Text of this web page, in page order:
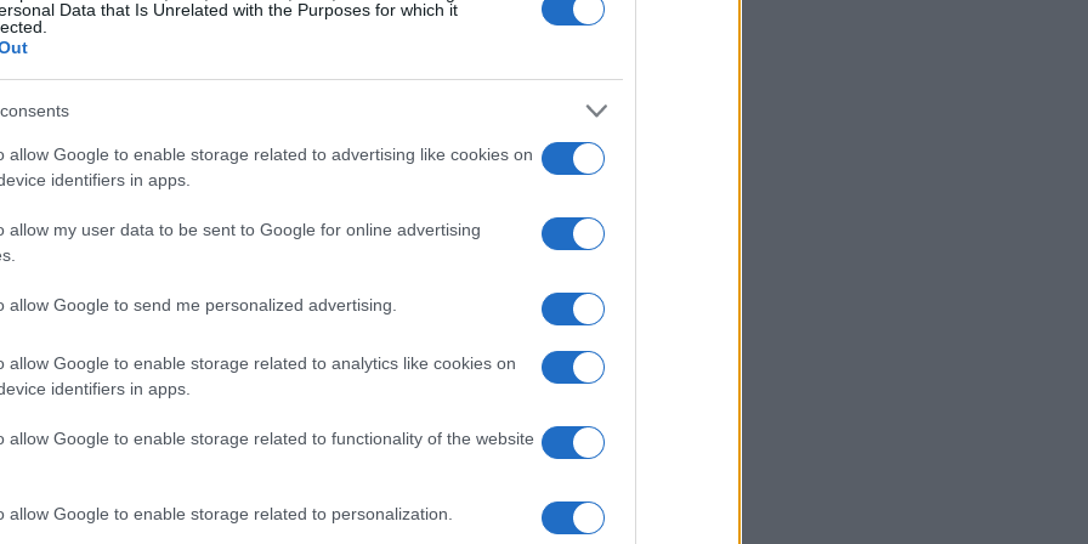
Data that Is Unrelated with the Purposes for which it
allow Google to enable storage related to advertising like cookies on
identifiers in apps.
allow my user data to be sent to Google for online advertising
allow Google to send me personalized advertising.
allow Google to enable storage related to analytics like cookies on
identifiers in apps.
allow Google to enable storage related to functionality of the website
allow Google to enable storage related to personalization.
que los estados promuevan la igualdad y
responsabilidad de México para
todos sus ciudadanos. Sin embargo, a
quedan en la superficie. Este caso es un
y comunicación puede perpetuar la
el panorama
Corte de Justicia podría sentar un
con al menos cuatro votos a favor. No
sino que también podría abrir la puerta
la traducción de leyes fundamentales a
a la justicia desde una perspectiva